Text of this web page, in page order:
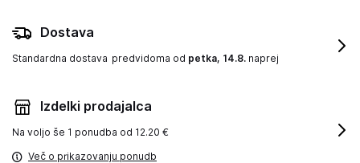
Dostava
Standardna dostava predvidoma od petka, 14.8. naprej
Izdelki prodajalca
Na voljo še 1 ponudba od 12.20 €
Več o prikazovanju ponudb